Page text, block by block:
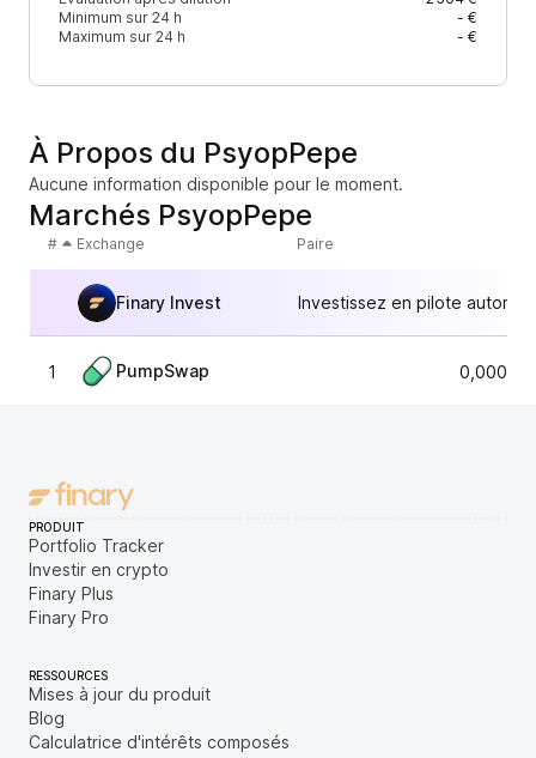
Minimum sur 24 h
- €
Maximum sur 24 h
- €
À Propos du PsyopPepe
Aucune information disponible pour le moment.
Marchés PsyopPepe
# Exchange Paire
Finary Invest Investissez en pilote
1 PumpSwap
PRODUIT
Portfolio Tracker
Investir en crypto
Finary Plus
Finary Pro
RESSOURCES
Mises à jour du produit
Blog
Calculatrice d'intérêts composés